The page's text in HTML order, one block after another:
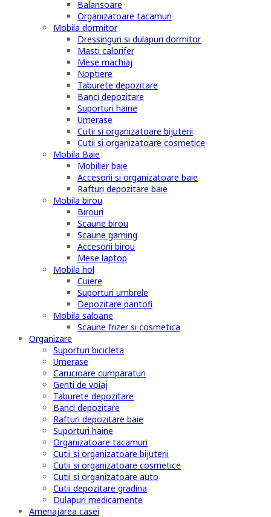
Balansoare
Organizatoare tacamuri
Mobila dormitor
Dressinguri si dulapuri dormitor
Masti calorifer
Mese machiaj
Noptiere
Taburete depozitare
Banci depozitare
Suporturi haine
Umerase
Cutii si organizatoare bijuterii
Cutii si organizatoare cosmetice
Mobila Baie
Mobilier baie
Accesorii si organizatoare baie
Rafturi depozitare baie
Mobila birou
Birouri
Scaune birou
Scaune gaming
Accesorii birou
Mese laptop
Mobila hol
Cuiere
Suporturi umbrele
Depozitare pantofi
Mobila saloane
Scaune frizer si cosmetica
Organizare
Suporturi bicicleta
Umerase
Carucioare cumparaturi
Genti de voiaj
Taburete depozitare
Banci depozitare
Rafturi depozitare baie
Suporturi haine
Organizatoare tacamuri
Cutii si organizatoare bijuterii
Cutii si organizatoare cosmetice
Cutii si organizatoare auto
Cutii depozitare gradina
Dulapuri medicamente
Amenajarea casei